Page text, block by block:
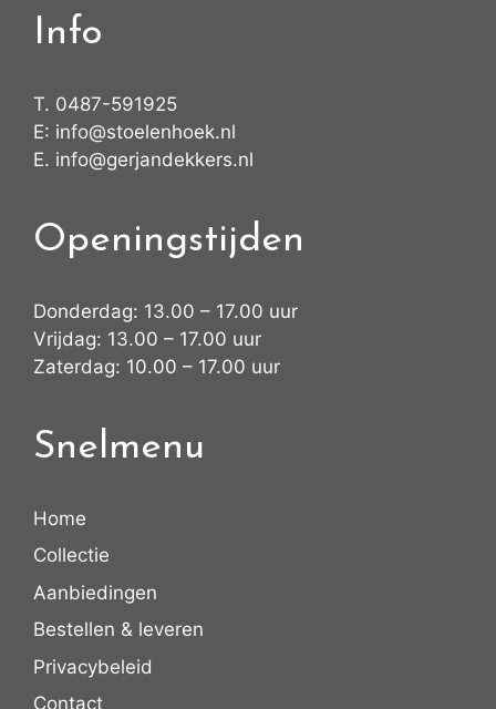
Info
T. 0487-591925
E: info@stoelenhoek.nl
E. info@gerjandekkers.nl
Openingstijden
Donderdag: 13.00 – 17.00 uur
Vrijdag: 13.00 – 17.00 uur
Zaterdag: 10.00 – 17.00 uur
Snelmenu
Home
Collectie
Aanbiedingen
Bestellen & leveren
Privacybeleid
Contact